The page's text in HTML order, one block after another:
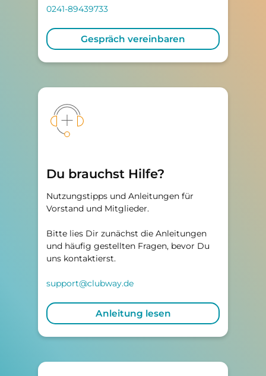
0241-89439733
Gespräch vereinbaren
Du brauchst Hilfe?
Nutzungstipps und Anleitungen für
Vorstand und Mitglieder.
Bitte lies Dir zunächst die Anleitungen
und häufig gestellten Fragen, bevor Du
uns kontaktierst.
support@clubway.de
Anleitung lesen